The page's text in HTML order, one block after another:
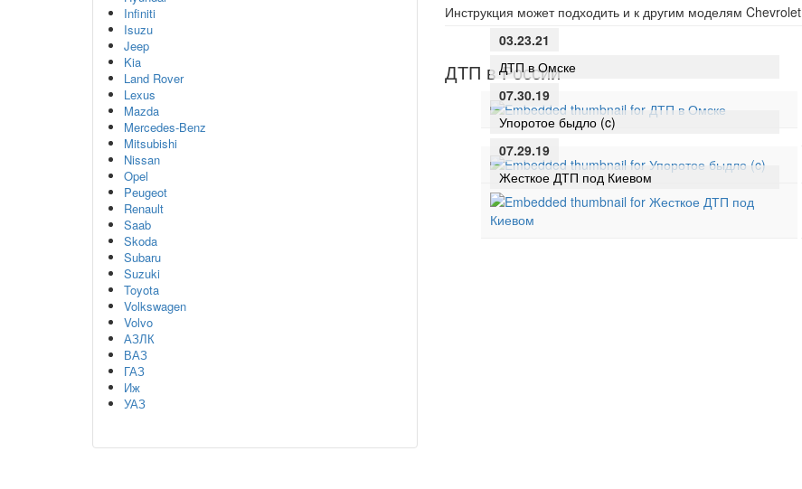
Infiniti
Isuzu
Jeep
Kia
Land Rover
Lexus
Mazda
Mercedes-Benz
Mitsubishi
Nissan
Opel
Peugeot
Renault
Saab
Skoda
Subaru
Suzuki
Toyota
Volkswagen
Volvo
АЗЛК
ВАЗ
ГАЗ
Иж
УАЗ
Инструкция может подходить и к другим моделям Chevrolet
ДТП в России
03.23.21
ДТП в Омске
07.30.19
Упоротое быдло (c)
07.29.19
Жесткое ДТП под Киевом